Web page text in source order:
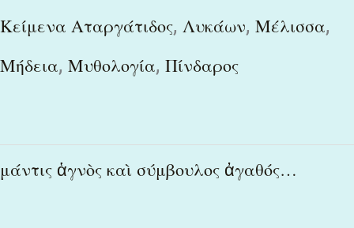
Κείμενα Αταργάτιδος, Λυκάων, Μέλισσα,
Μήδεια, Μυθολογία, Πίνδαρος
μάντις ἁγνὸς καὶ σύμβουλος ἀγαθός…
μάντις